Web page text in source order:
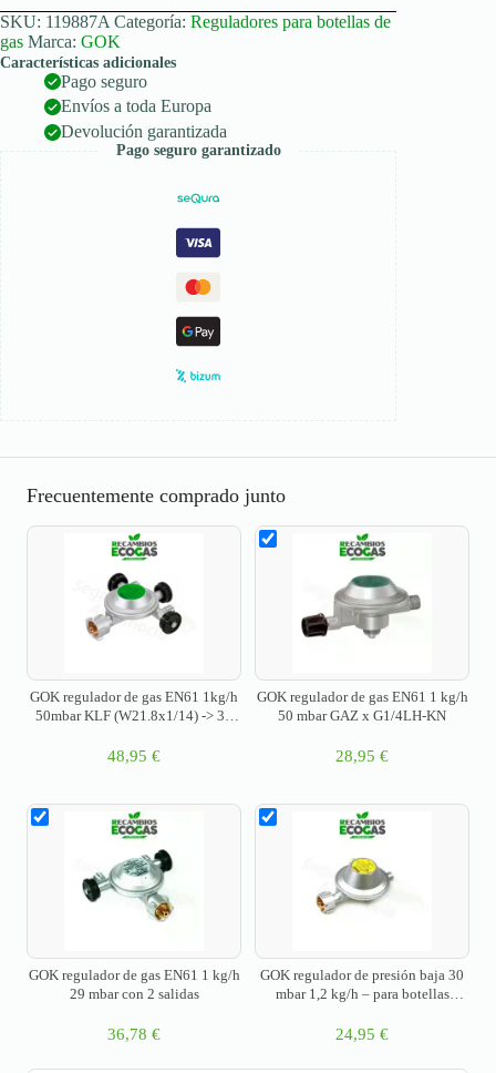
SKU: 119887A Categoría: Reguladores para botellas de
gas Marca: GOK
Características adicionales
Pago seguro
Envíos a toda Europa
Devolución garantizada
Pago seguro garantizado
Frecuentemente comprado junto
GOK regulador de gas EN61 1kg/h
50mbar KLF (W21.8x1/14) -> 3x
48,95 €
GOK regulador de gas EN61 1 kg/h
50 mbar GAZ x G1/4LH-KN
28,95 €
GOK regulador de gas EN61 1 kg/h
29 mbar con 2 salidas
36,78 €
GOK regulador de presión baja 30
mbar 1,2 kg/h – para botellas
24,95 €